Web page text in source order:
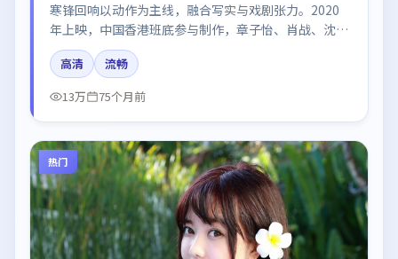
寒锋回响以动作为主线，融合写实与戏剧张力。2020
年上映，中国香港班底参与制作，章子怡、肖战、沈
腾、周冬雨在片中呈现细腻表演，影像风格统一，配乐
与剪辑强化了情绪曲线。
高清
流畅
13万
75个月前
热门